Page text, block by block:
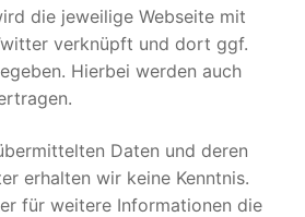
die jeweilige Webseite mit
verknüpft und dort ggf.
Hierbei werden auch
Daten und deren
erhalten wir keine Kenntnis.
für weitere Informationen die